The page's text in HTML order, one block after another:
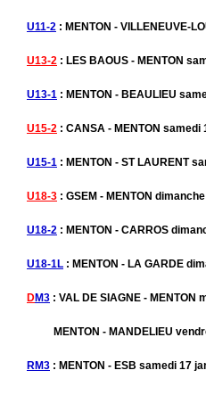
U11-2 : MENTON - VILLENEUVE-
U13-2 : LES BAOUS - MENTON
U13-1 : MENTON - BEAULIEU
U15-2 : CANSA - MENTON
U15-1 : MENTON - ST LAURENT
U18-3 : GSEM - MENTON
U18-2 : MENTON - CARROS
U18-1L : MENTON - LA GARDE
DM3 : VAL DE SIAGNE -
MENTON - MANDELIEU
RM3 : MENTON - ESB samedi 17